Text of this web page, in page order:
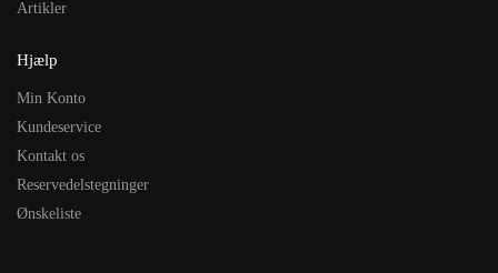
Artikler
Hjælp
Min Konto
Kundeservice
Kontakt os
Reservedelstegninger
Ønskeliste